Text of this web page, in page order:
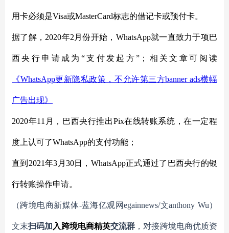
用卡必须是Visa或MasterCard标志的借记卡或预付卡。
据了解， 2020年2月份开始，WhatsApp就一直致力于项巴
西央行申请成为“支付发起方”；相关文章可阅读
《WhatsApp更新隐私政策，不允许第三方banner ads横幅
广告出现》
2020年11月，巴西央行推出Pix在线转账系统，在一定程
度上认可了WhatsApp的支付功能；
直到 2021年3月30日，WhatsApp正式通过了巴西央行的银
行转账操作申请。
（跨境电商新媒体-蓝海亿观网egainnews/文anthony Wu）
文末扫码加 入 跨境电商精英交流群 ，对接跨境电商优质资